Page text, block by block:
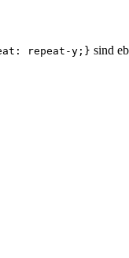
repeat-y;} sind